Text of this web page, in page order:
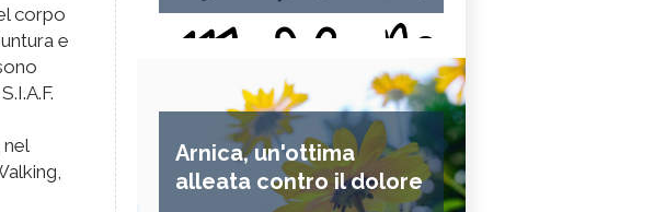
corpo
e
Arnica, un'ottima
alleata contro il dolore